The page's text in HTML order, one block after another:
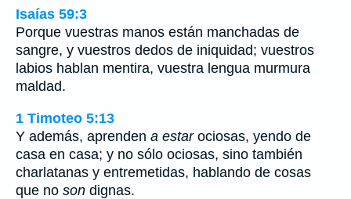
Isaías 59:3
Porque vuestras manos están manchadas de
sangre, y vuestros dedos de iniquidad; vuestros
labios hablan mentira, vuestra lengua murmura
maldad.
1 Timoteo 5:13
Y además, aprenden a estarociosas, yendo de
casa en casa; y no sólo ociosas, sino también
charlatanas y entremetidas, hablando de cosas
que no son dignas.